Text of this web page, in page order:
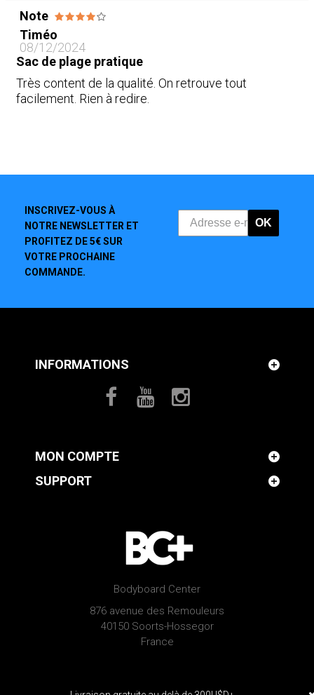
Note
Timéo
08/12/2024
Sac de plage pratique
Très content de la qualité. On retrouve tout
facilement. Rien à redire.
INSCRIVEZ-VOUS À
NOTRE NEWSLETTER ET
PROFITEZ DE 5€ SUR
VOTRE PROCHAINE
COMMANDE.
OK
INFORMATIONS
MON COMPTE
SUPPORT
Bodyboard Center
876 avenue des Remouleurs
40150 Soorts-Hossegor
France
© 2026 Pride bodyboards | Developped bySerious Web